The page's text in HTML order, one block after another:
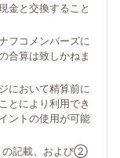
金と交換すること
フコメンバーズに
合算は致しかねま
において精算前に
とにより利用でき
ントの使用が可能
の記載、および②